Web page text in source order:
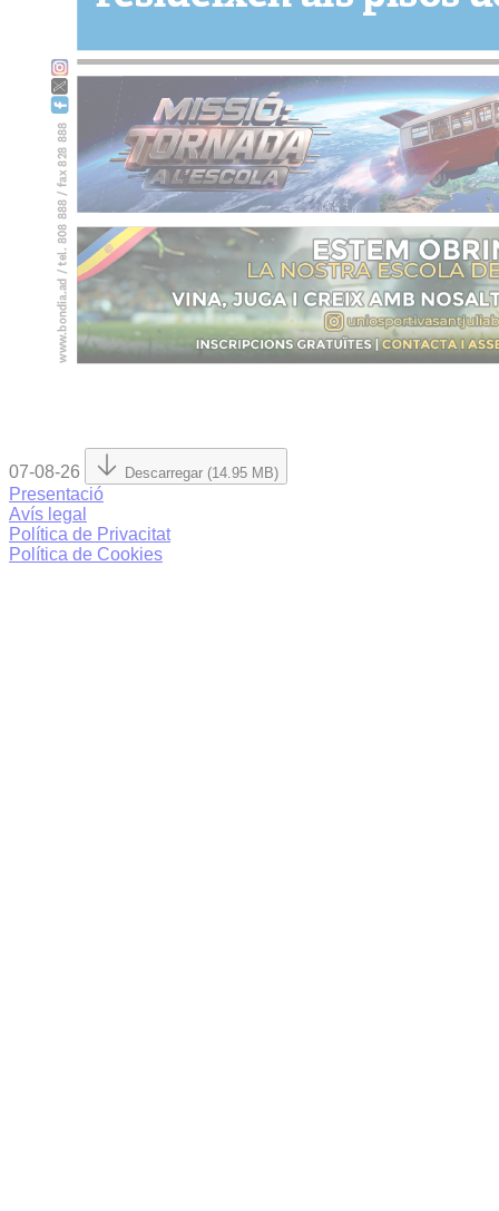
07-08-26 Descarregar (14.95 MB)
Presentació
Avís legal
Política de Privacitat
Política de Cookies